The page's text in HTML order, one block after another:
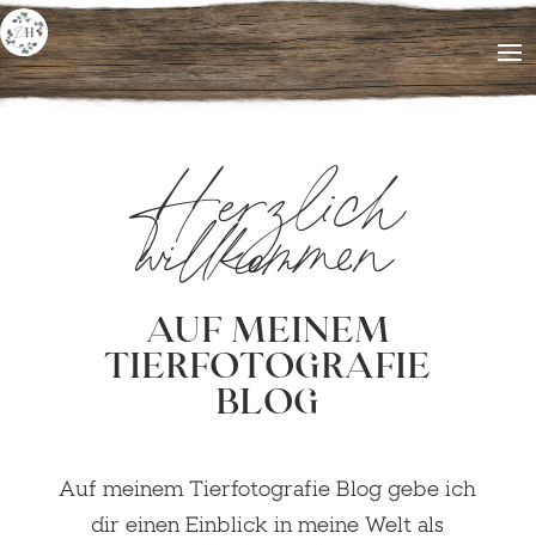
Herzlich
willkommen
AUF MEINEM
TIERFOTOGRAFIE
BLOG
Auf meinem Tierfotografie Blog gebe ich
dir einen Einblick in meine Welt als